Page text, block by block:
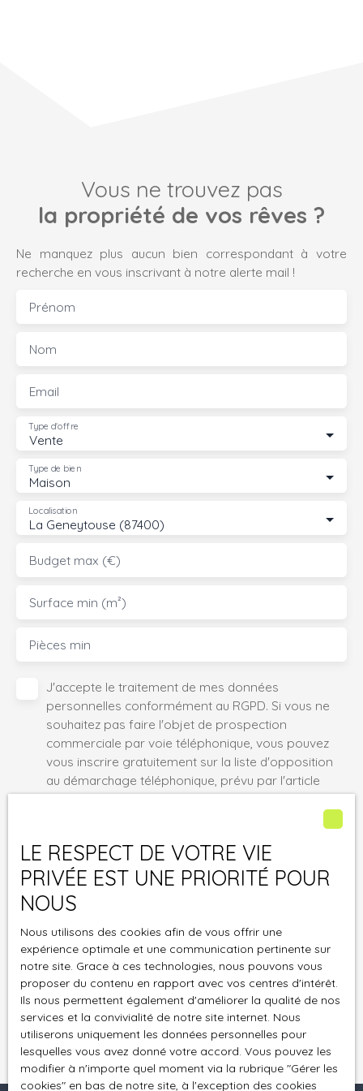
Vous ne trouvez pas
la propriété de vos rêves ?
Ne manquez plus aucun bien correspondant à votre
recherche en vous inscrivant à notre alerte mail !
Prénom
Nom
Email
Vente
Type d'offre
Maison
Type de bien
La Geneytouse (87400)
Localisation
Budget max (€)
Surface min (m²)
Pièces min
J'accepte le traitement de mes données
personnelles conformément au RGPD. Si vous ne
souhaitez pas faire l'objet de prospection
commerciale par voie téléphonique, vous pouvez
vous inscrire gratuitement sur la liste d'opposition
au démarchage téléphonique, prévu par l'article
L223-1 du code de la consommation, sur le site
Société Worldline, Service Bloctel, CS 61311, 41013
BLOIS CEDEX.
Pour en savoir plus sur le traitement de vos
données personnelles, veuillez consulter notre
politique de confidentialité.
Recevoir des annonces
LE RESPECT DE VOTRE VIE
PRIVÉE EST UNE PRIORITÉ POUR
NOUS
Nous utilisons des cookies afin de vous offrir une
expérience optimale et une communication pertinente sur
notre site. Grace à ces technologies, nous pouvons vous
proposer du contenu en rapport avec vos centres d'intérêt.
Ils nous permettent également d'améliorer la qualité de nos
services et la convivialité de notre site internet. Nous
utiliserons uniquement les données personnelles pour
lesquelles vous avez donné votre accord. Vous pouvez les
modifier à n'importe quel moment via la rubrique ″Gérer les
cookies″ en bas de notre site, à l'exception des cookies